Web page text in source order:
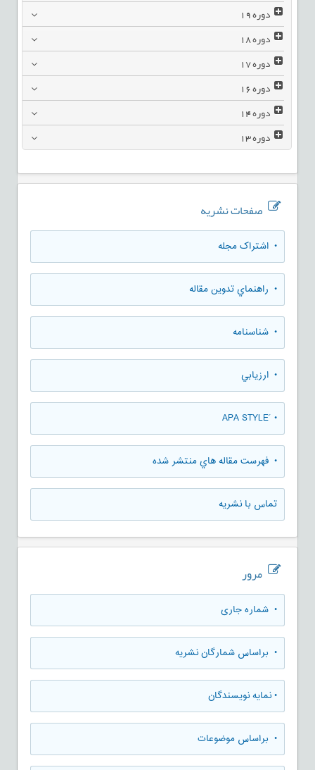
دوره19
دوره18
دوره17
دوره16
دوره14
دوره13
صفحات نشریه
• اشتراک مجله
• راهنماي تدوين مقاله
• شناسنامه
• ارزيابي
• َAPA STYLE
• فهرست مقاله هاي منتشر شده
تماس با نشریه
مرور
• شماره جاری
• براساس شمارگان نشریه
•نمایه نویسندگان
• براساس موضوعات